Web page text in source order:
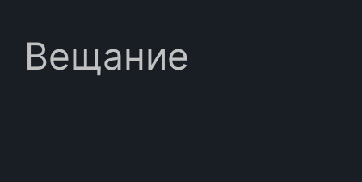
Вещание